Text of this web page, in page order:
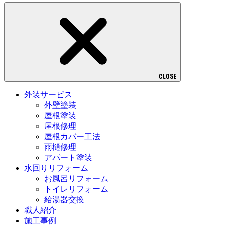
CLOSE
外装サービス
外壁塗装
屋根塗装
屋根修理
屋根カバー工法
雨樋修理
アパート塗装
水回りリフォーム
お風呂リフォーム
トイレリフォーム
給湯器交換
職人紹介
施工事例